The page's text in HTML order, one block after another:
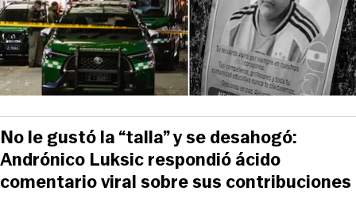
No le gustó la “talla” y se desahogó:
Andrónico Luksic respondió ácido
comentario viral sobre sus contribuciones